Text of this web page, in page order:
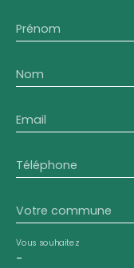
Prénom
Nom
Email
Téléphone
Votre commune
-
Vous souhaitez